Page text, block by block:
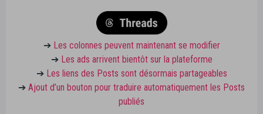
➔ Les colonnes peuvent maintenant se modifier
➔ Les ads arrivent bientôt sur la plateforme
➔ Les liens des Posts sont désormais partageables
➔ Ajout d’un bouton pour traduire automatiquement les Posts
publiés